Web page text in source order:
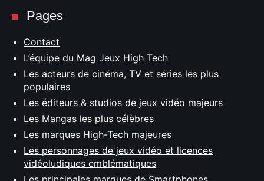
Pages
Contact
L’équipe du Mag Jeux High Tech
Les acteurs de cinéma, TV et séries les plus
populaires
Les éditeurs & studios de jeux vidéo majeurs
Les Mangas les plus célèbres
Les marques High-Tech majeures
Les personnages de jeux vidéo et licences
vidéoludiques emblématiques